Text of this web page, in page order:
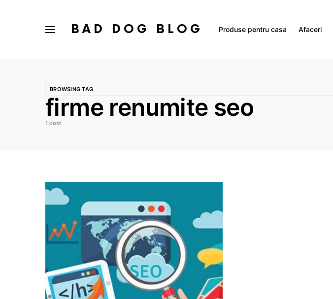
BAD DOG BLOG Produse pentru casa Afaceri
BROWSING TAG
firme renumite seo
1 post